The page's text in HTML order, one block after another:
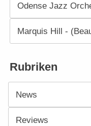
Odense Jazz
Marquis Hill -
Rubriken
News
Reviews